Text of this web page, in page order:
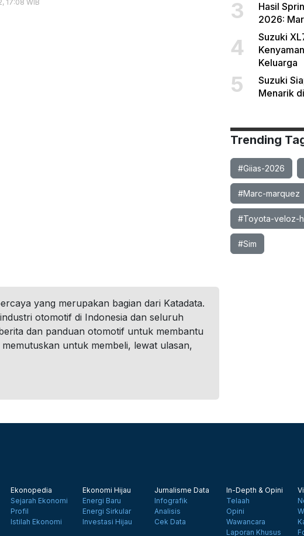
17:08 WIB 3
Hasil
2026:
4
Suzuki
Keluarga
5
Suzuki
Menarik
Trending
#Giias-2026
#Marc-marquez
#Toyota-veloz-
#Sim
yang merupakan bagian dari Katadata.
otomotif di Indonesia dan seluruh
dan panduan otomotif untuk membantu
untuk membeli, lewat ulasan,
Ekonopedia
Sejarah Ekonomi
Profil
Istilah Ekonomi
Ekonomi Hijau
Energi Baru
Energi Sirkular
Investasi Hijau
Jurnalisme Data
Infografik
Analisis
Cek Data
In-Depth & Opini
Telaah
Opini
Wawancara
Laporan Khusus